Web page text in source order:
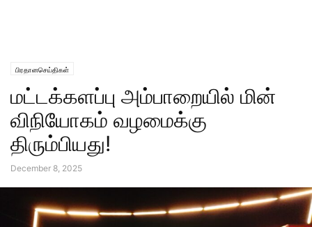
பிரதானசெய்திகள்
மட்டக்களப்பு அம்பாறையில் மின்
விநியோகம் வழமைக்கு
திரும்பியது!
December 8, 2025